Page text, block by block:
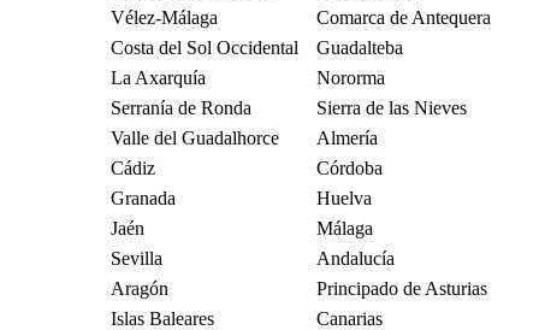
Vélez-Málaga
Comarca de Antequera
Costa del Sol Occidental
Guadalteba
La Axarquía
Nororma
Serranía de Ronda
Sierra de las Nieves
Valle del Guadalhorce
Almería
Cádiz
Córdoba
Granada
Huelva
Jaén
Málaga
Sevilla
Andalucía
Aragón
Principado de Asturias
Islas Baleares
Canarias